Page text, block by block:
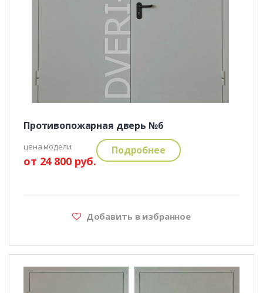
Противопожарная дверь №6
цена модели:
от 24 800 руб.
Подробнее
Добавить в избранное